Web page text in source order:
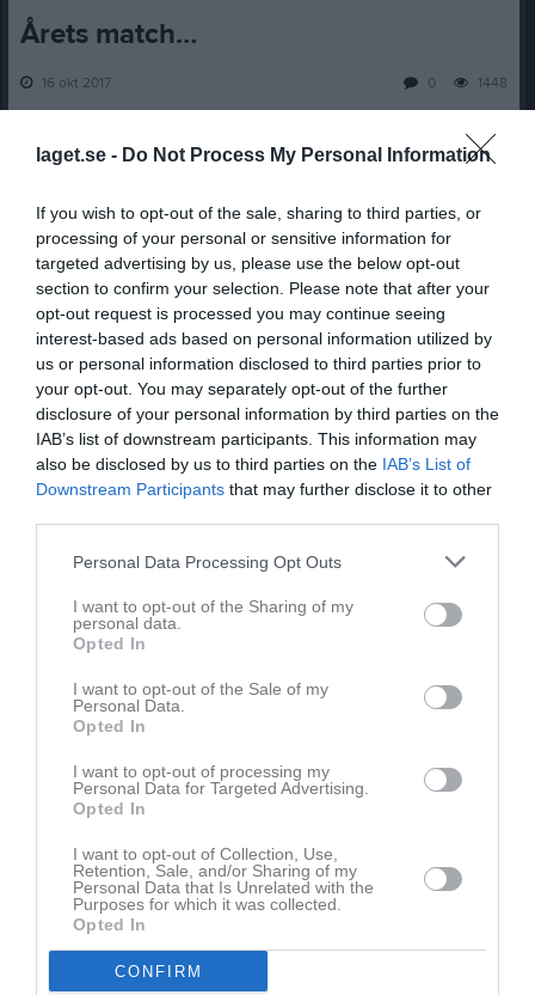
laget.se - Do Not Process My Personal Information
If you wish to opt-out of the sale, sharing to third parties, or
processing of your personal or sensitive information for
targeted advertising by us, please use the below opt-out
section to confirm your selection. Please note that after your
opt-out request is processed you may continue seeing
interest-based ads based on personal information utilized by
us or personal information disclosed to third parties prior to
your opt-out. You may separately opt-out of the further
disclosure of your personal information by third parties on the
IAB’s list of downstream participants. This information may
also be disclosed by us to third parties on the IAB’s List of
Downstream Participants that may further disclose it to other
Personal Data Processing Opt Outs
I want to opt-out of the Sharing of my
personal data.
Opted In
I want to opt-out of the Sale of my
Personal Data.
Opted In
I want to opt-out of processing my
Personal Data for Targeted Advertising.
Opted In
I want to opt-out of Collection, Use,
Retention, Sale, and/or Sharing of my
Personal Data that Is Unrelated with the
Purposes for which it was collected.
Opted In
CONFIRM
Årets match…
16 okt 2017 1448
0
i varje fall cupfinal i antågande igen.
Och precis som förra året möter viKIF Örebro DFFi en
veckomatch i elljus, det är bra för vi är obesegrade i elljus i år!
Vi kommer från en tvåveckorsperiod med lite lägre
träningsbelastning vilket jag tror har varit nyttigt. Det är väl kanske
inte så att vi vilat oss i form, men vi har fått möjligheten att landa
efter sista seriematchen ochladdat våra batterier till denna
säsongs sista match.
Förra året var vi ju riktigt nära att knipa DM-guldet mot just KIF
slå straffar, lite fel tillfälle kanske. Men det var då det!
KIF Örebro DFF då, ja de är ju i ett läge som vi har varit i tidigare
under säsongen i serien. Vi vill inget hellre än att
lag i den högsta serien.
Vi har ingen aning om hur de tänker vad gäller vilket lag de
kommer att ställa upp med. Vila viktiga spelare inför helgen? Eller
ställa upp med det bästa och gå för vinst, bra spel och göra
mycket mål?
Ja om det vet ju bara KIF, men vi hoppas att du är där och ser
själv vilka 22 spelare som står på planen vid avsparkenkl. 19:00
på Sörbyvallens Konstgräs!